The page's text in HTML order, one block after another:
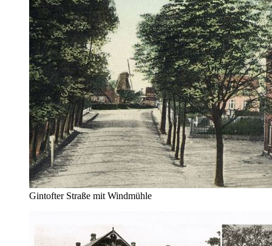
Gintofter Straße mit Windmühle